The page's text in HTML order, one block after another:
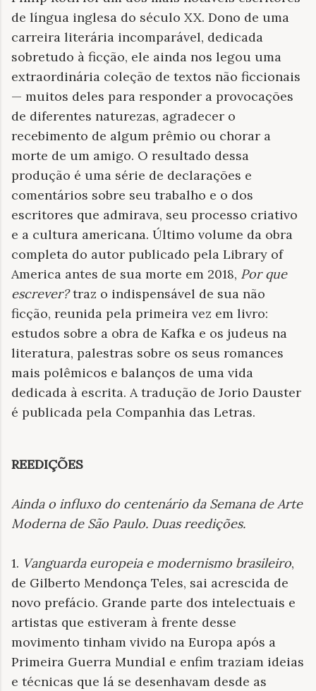
de língua inglesa do século XX. Dono de uma
carreira literária incomparável, dedicada
sobretudo à ficção, ele ainda nos legou uma
extraordinária coleção de textos não ficcionais
— muitos deles para responder a provocações
de diferentes naturezas, agradecer o
recebimento de algum prêmio ou chorar a
morte de um amigo. O resultado dessa
produção é uma série de declarações e
comentários sobre seu trabalho e o dos
escritores que admirava, seu processo criativo
e a cultura americana. Último volume da obra
completa do autor publicado pela Library of
America antes de sua morte em 2018, Por que
escrever?traz o indispensável de sua não
ficção, reunida pela primeira vez em livro:
estudos sobre a obra de Kafka e os judeus na
literatura, palestras sobre os seus romances
mais polêmicos e balanços de uma vida
dedicada à escrita. A tradução de Jorio Dauster
é publicada pela Companhia das Letras.
REEDIÇÕES
Ainda o influxo do centenário da Semana de Arte
Moderna de São Paulo. Duas reedições.
1. Vanguarda europeia e modernismo brasileiro,
de Gilberto Mendonça Teles, sai acrescida de
novo prefácio. Grande parte dos intelectuais e
artistas que estiveram à frente desse
movimento tinham vivido na Europa após a
Primeira Guerra Mundial e enfim traziam ideias
e técnicas que lá se desenhavam desde as